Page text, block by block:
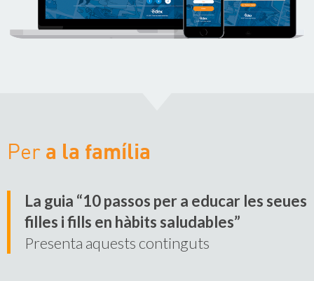
Per a la família
La guia “10 passos per a educar les seues
filles i fills en hàbits saludables”
Presenta aquests continguts